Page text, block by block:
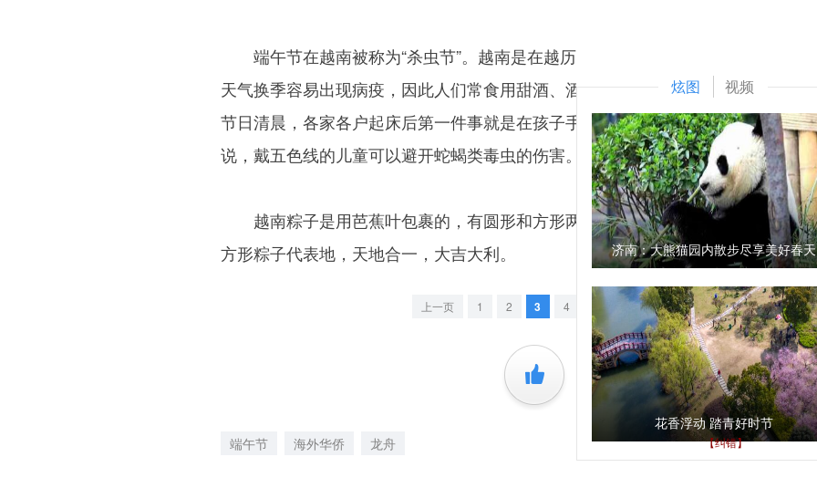
端午节在越南被称为“杀虫节”。越南是在越历五月初五过端午节，因为时届年
天气换季容易出现病疫，因此人们常食用甜酒、酒酿、李子或其他酸果，除病杀虫
节日清晨，各家各户起床后第一件事就是在孩子手腕、脚腕、脖子上拴五色线。据
说，戴五色线的儿童可以避开蛇蝎类毒虫的伤害。
越南粽子是用芭蕉叶包裹的，有圆形和方形两种。当地人认为，圆形粽子代表
方形粽子代表地，天地合一，大吉大利。
上一页 1 2 3 4 下一页
+1
端午节 海外华侨 龙舟 【纠错】责任编辑：
炫图 视频
济南：大熊猫园内散步尽享美好春天
花香浮动 踏青好时节